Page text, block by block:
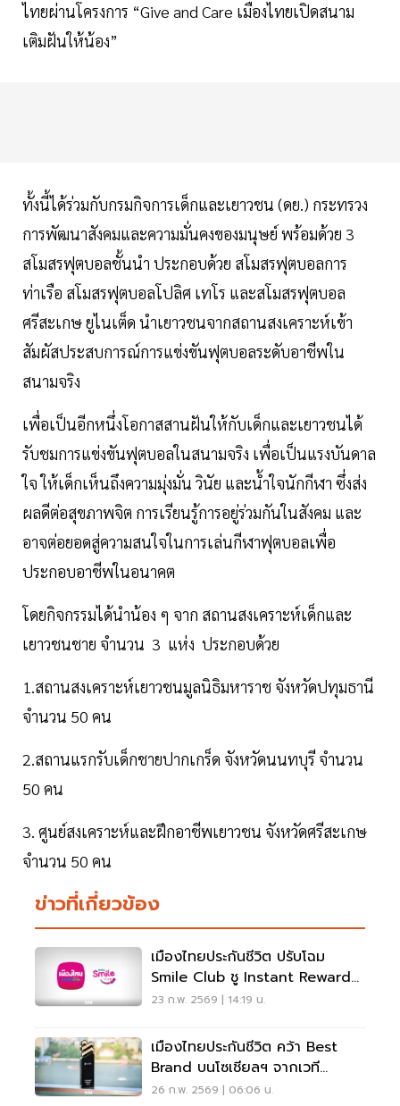
ไทยผ่านโครงการ “Give and Care เมืองไทยเปิดสนาม
เติมฝันให้น้อง”
ทั้งนี้ได้ร่วมกับกรมกิจการเด็กและเยาวชน (ดย.) กระทรวง
การพัฒนาสังคมและความมั่นคงของมนุษย์ พร้อมด้วย 3
สโมสรฟุตบอลชั้นนำ ประกอบด้วย สโมสรฟุตบอลการ
ท่าเรือ สโมสรฟุตบอลโปลิศ เทโร และสโมสรฟุตบอล
ศรีสะเกษ ยูไนเต็ด นำเยาวชนจากสถานสงเคราะห์เข้า
สัมผัสประสบการณ์การแข่งขันฟุตบอลระดับอาชีพใน
สนามจริง
เพื่อเป็นอีกหนึ่งโอกาสสานฝันให้กับเด็กและเยาวชนได้
รับชมการแข่งขันฟุตบอลในสนามจริง เพื่อเป็นแรงบันดาล
ใจ ให้เด็กเห็นถึงความมุ่งมั่น วินัย และน้ำใจนักกีฬา ซึ่งส่ง
ผลดีต่อสุขภาพจิต การเรียนรู้การอยู่ร่วมกันในสังคม และ
อาจต่อยอดสู่ความสนใจในการเล่นกีฬาฟุตบอลเพื่อ
ประกอบอาชีพในอนาคต
โดยกิจกรรมได้นำน้อง ๆ จาก สถานสงเคราะห์เด็กและ
เยาวชนชาย จำนวน 3 แห่ง ประกอบด้วย
1.สถานสงเคราะห์เยาวชนมูลนิธิมหาราช จังหวัดปทุมธานี
จำนวน 50 คน
2.สถานแรกรับเด็กชายปากเกร็ด จังหวัดนนทบุรี จำนวน
50 คน
3. ศูนย์สงเคราะห์และฝึกอาชีพเยาวชน จังหวัดศรีสะเกษ
จำนวน 50 คน
ข่าวที่เกี่ยวข้อง
เมืองไทยประกันชีวิต ปรับโฉม
Smile Club ชู Instant Reward
– Fit Point
23 ก.พ. 2569 | 14:19 น.
เมืองไทยประกันชีวิต คว้า Best
Brand บนโซเชียลฯ จากเวที
Thailand Social Awards
26 ก.พ. 2569 | 06:06 น.